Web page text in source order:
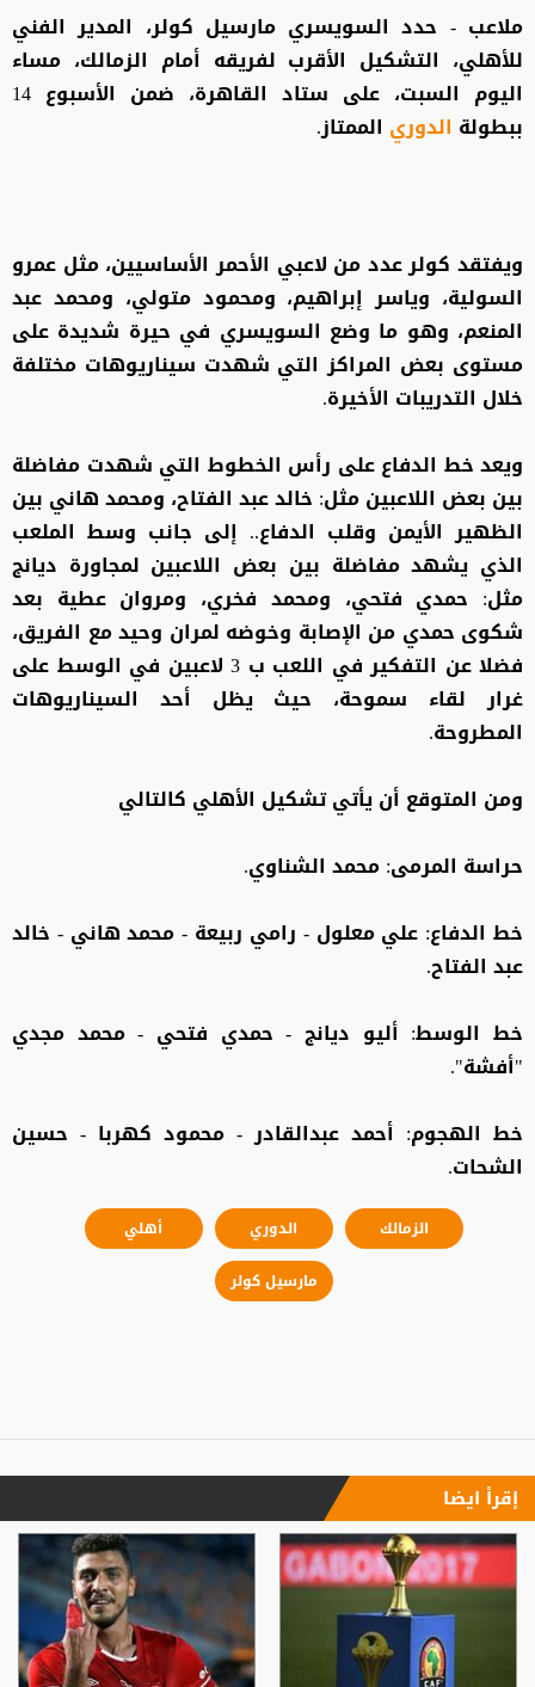
ملاعب - حدد السويسري مارسيل كولر، المدير الفني
للأهلي، التشكيل الأقرب لفريقه أمام الزمالك، مساء
اليوم السبت، على ستاد القاهرة، ضمن الأسبوع 14
ببطولة الدوري الممتاز.
ويفتقد كولر عدد من لاعبي الأحمر الأساسيين، مثل عمرو
السولية، وياسر إبراهيم، ومحمود متولي، ومحمد عبد
المنعم، وهو ما وضع السويسري في حيرة شديدة على
مستوى بعض المراكز التي شهدت سيناريوهات مختلفة
خلال التدريبات الأخيرة.
ويعد خط الدفاع على رأس الخطوط التي شهدت مفاضلة
بين بعض اللاعبين مثل: خالد عبد الفتاح، ومحمد هاني بين
الظهير الأيمن وقلب الدفاع.. إلى جانب وسط الملعب
الذي يشهد مفاضلة بين بعض اللاعبين لمجاورة ديانج
مثل: حمدي فتحي، ومحمد فخري، ومروان عطية بعد
شكوى حمدي من الإصابة وخوضه لمران وحيد مع الفريق،
فضلا عن التفكير في اللعب ب 3 لاعبين في الوسط على
غرار لقاء سموحة، حيث يظل أحد السيناريوهات
المطروحة.
ومن المتوقع أن يأتي تشكيل الأهلي كالتالي
حراسة المرمى: محمد الشناوي.
خط الدفاع: علي معلول - رامي ربيعة - محمد هاني - خالد
عبد الفتاح.
خط الوسط: أليو ديانج - حمدي فتحي - محمد مجدي
"أفشة".
خط الهجوم: أحمد عبدالقادر - محمود كهربا - حسين
الشحات.
الزمالك الدوري
أهلي
مارسيل كولر
إقرأ ايضا